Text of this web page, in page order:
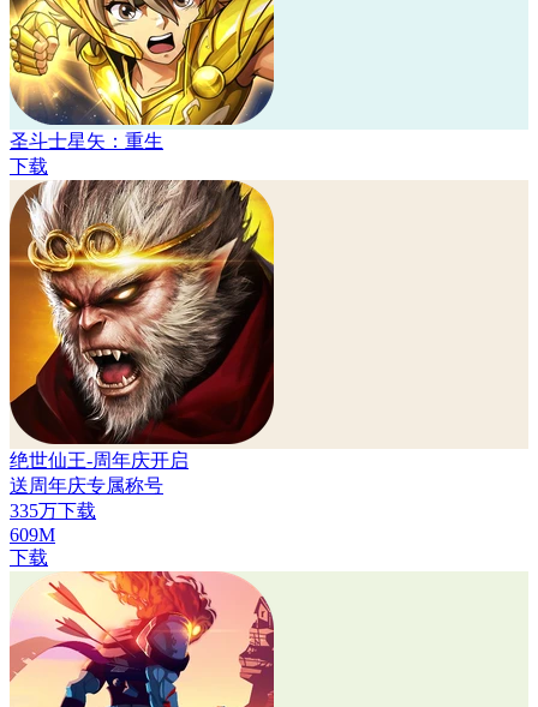
圣斗士星矢：重生
下载
绝世仙王-周年庆开启
送周年庆专属称号
335万下载
609M
下载